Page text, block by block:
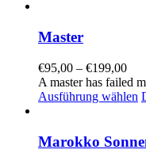
Master
€95,00 – €199,00
A master has failed
Ausführung wählen
Marokko